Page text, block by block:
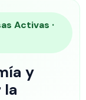
Activas ·
y
la